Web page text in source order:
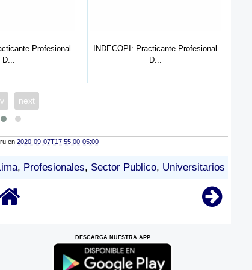
INDECOPI: Practicante Profesional
INDECOPI:
next
en 2020-09-07T17:55:00-05:00
, Profesionales, Sector Publico, Universitarios
DESCARGA NUESTRA APP